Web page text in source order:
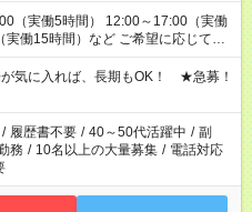
（実働5時間） 12:00～17:00（実働
）など ご希望に応じて、
お気軽に担当へ相談ください！
気に入れば、長期もOK！ ★急募！
/ 履歴書不要 / 40～50代活躍中 / 副
務 / 10名以上の大量募集 / 電話対応